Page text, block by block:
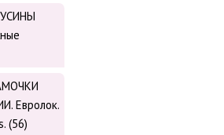
Евролок.
(56)